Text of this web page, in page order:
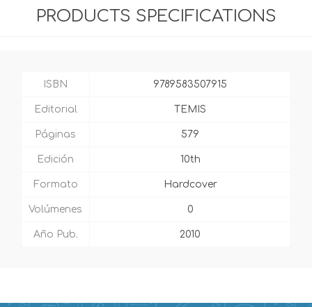
PRODUCTS SPECIFICATIONS
ISBN 9789583507915
Editorial TEMIS
Páginas 579
Edición 10th
Formato Hardcover
Volúmenes 0
Año Pub. 2010